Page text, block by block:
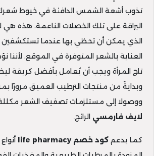
تذوب أشعة الشمس الدافئة في خيوط
البراقة على تلك الخصلات الناعمة، هذه
الذي يمكن أن تحظي بها عندما
العناية بالشعر المتوفرة في الموقع، لأننا
تاج المرأة ويجب أن يُعامل بأفضل كريقة
وبدايةً من منتجات الترطيب العميق مرورًا
ووصولا إلى مستلزمات تصفيف الشعر مكللة
لايف فارمسي الرائج.
كما يدعم كود خصم life pharmacy